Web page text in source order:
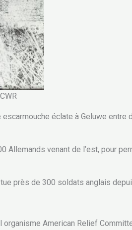
éclate à Geluwe entre
venant de l’est, pour
près de 300 soldats anglais
American Relief